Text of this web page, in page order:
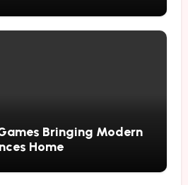
Bringing Modern
Home